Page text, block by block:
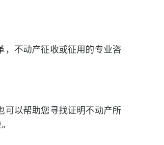
，不动产征收或征用的专业咨
可以帮助您寻找证明不动产所